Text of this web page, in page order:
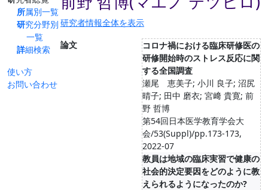
所属別一覧
研究分野別
一覧
詳細検索
使い方
お問い合わせ
研究者情報全体を表示
論文
コロナ禍における臨床研修医の
研修開始時のストレス反応に関
する全国調査
瀬尾 恵美子; 小川 良子; 沼尻
晴子; 田中 磨衣; 宮﨑 貴寛; 前
野 哲博
第54回日本医学教育学会大
会/53(Suppl)/pp.173-173,
2022-07
教員は地域の臨床実習で健康の
社会的決定要因をどのように教
えられるようになったのか?